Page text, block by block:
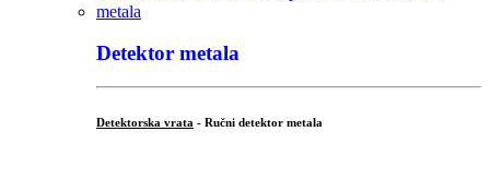
Detektor metala
Detektorska vrata - Ručni detektor metala